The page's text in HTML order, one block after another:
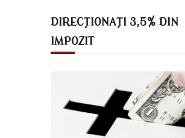
DIRECȚIONAȚI 3,5% DIN
IMPOZIT